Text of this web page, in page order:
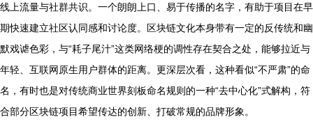
线上流量与社群共识。一个朗朗上口、易于传播的名字，有助于项目在早
期快速建立社区认同感和讨论度。区块链文化本身带有一定的反传统和幽
默戏谑色彩，与“耗子尾汁”这类网络梗的调性存在契合之处，能够拉近与
年轻、互联网原生用户群体的距离。更深层次看，这种看似“不严肃”的命
名，有时也是对传统商业世界刻板命名规则的一种“去中心化”式解构，符
合部分区块链项目希望传达的创新、打破常规的品牌形象。